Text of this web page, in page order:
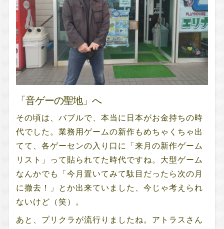
「音ゲーの聖地」へ
その頃は、バブルで、本当に日本がお金持ちの時
代でした。業務用ゲームの新作もめちゃくちゃ出
てて、各ゲーセンの入り口に「来月の新作ゲーム
リスト」って貼られてた時代ですね。大型ゲーム
なんかでも「今月置いてみて駄目だったら次の月
に撤去！」とか出来ていました、今じゃ考えられ
ないけど（笑）。
あと、プリクラが流行りましたね。アトラスさん